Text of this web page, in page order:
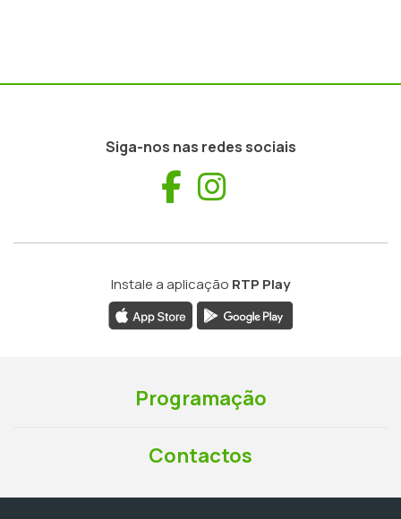
Siga-nos nas redes sociais
Facebook
Instale a aplicação RTP Play
Programação
Contactos